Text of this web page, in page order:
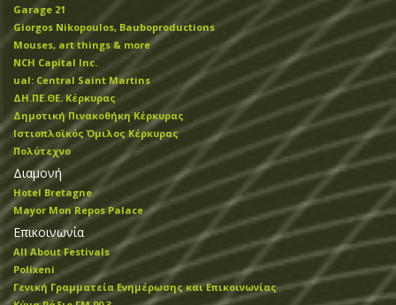
Garage 21
Giorgos Nikopoulos, Bauboproductions
Mouses, art things & more
NCH Capital Inc.
ual: Central Saint Martins
ΔΗ.ΠΕ.ΘΕ. Κέρκυρας
Δημοτική Πινακοθήκη Κέρκυρας
Ιστιοπλοϊκός Όμιλος Κέρκυρας
Πολύτεχνο
Διαμονή
Hotel Bretagne
Mayor Mon Repos Palace
Επικοινωνία
All About Festivals
Polixeni
Γενική Γραμματεία Ενημέρωσης και Επικοινωνίας